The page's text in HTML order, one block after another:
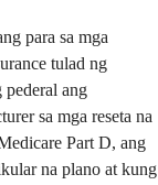
para sa mga
tulad ng
ang
sa mga reseta na
Part D, ang
na plano at kung